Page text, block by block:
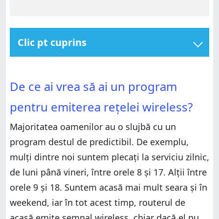
Clic pt cuprins
rețelei wireless?
Pasul 1. Deschide interfața de configurare pentru
routerul tău ASUS
Pasul 2. Mergi la setările pentru rețelele wireless
emise de routerul ASUS
Pasul 3. Alege frecvența pentru care vrei să creezi
programul de emitere a semnalului wireless
Pasul 4. Creează programul de emitere a
semnalului wireless
rețelei wireless?
Pasul 1. Deschide interfața de configurare pentru
routerul tău ASUS
Pasul 2. Mergi la setările pentru rețelele wireless
emise de routerul ASUS
Pasul 3. Alege frecvența pentru care vrei să creezi
programul de emitere a semnalului wireless
Pasul 4. Creează programul de emitere a
De ce ai vrea să ai un program
pentru emiterea rețelei wireless?
Majoritatea oamenilor au o slujbă cu un
program destul de predictibil. De exemplu,
mulți dintre noi suntem plecați la serviciu zilnic,
de luni până vineri, între orele 8 și 17. Alții între
orele 9 și 18. Suntem acasă mai mult seara și în
weekend, iar în tot acest timp, routerul de